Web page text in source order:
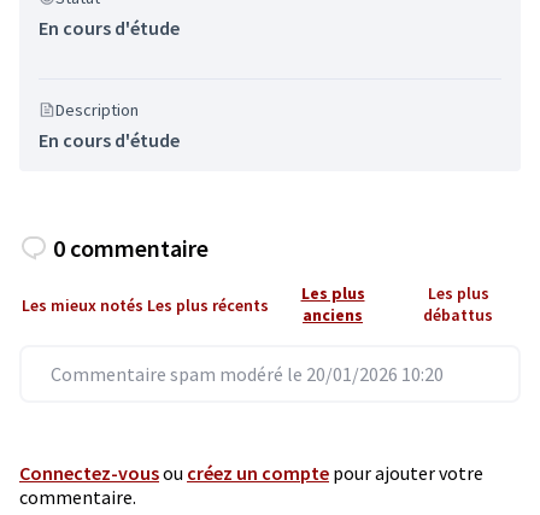
En cours d'étude
Description
En cours d'étude
0 commentaire
Les mieux notés Les plus récents
Les plus
anciens
Les plus
débattus
Commentaire spam modéré le 20/01/2026 10:20
Connectez-vousou créez un compte pour ajouter votre
commentaire.